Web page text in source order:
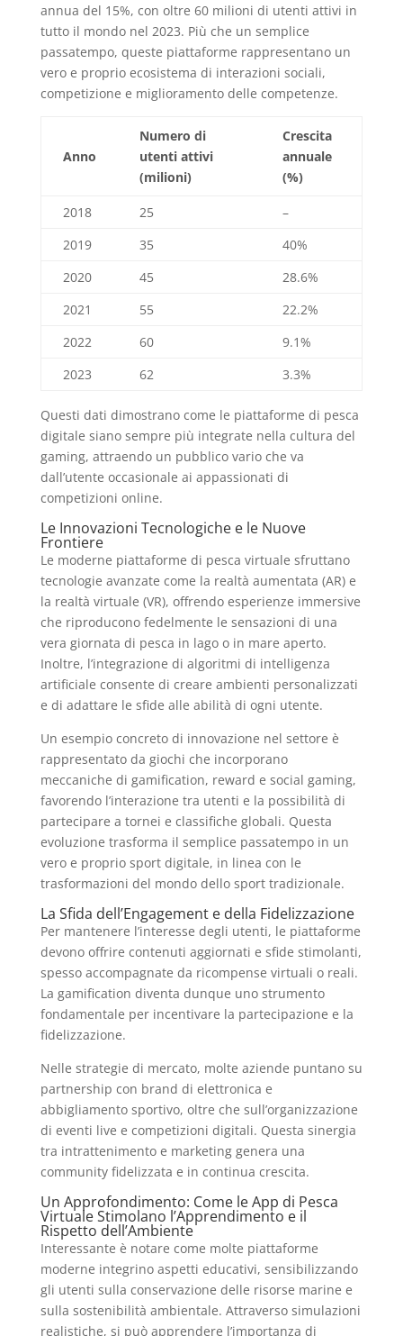
annua del 15%, con oltre 60 milioni di utenti attivi in
tutto il mondo nel 2023. Più che un semplice
passatempo, queste piattaforme rappresentano un
vero e proprio ecosistema di interazioni sociali,
competizione e miglioramento delle competenze.
Anno
Numero di
utenti attivi
(milioni)
Crescita
annuale
(%)
2018 25
–
2019
35
40%
2020
45
28.6%
2021
55
22.2%
2022
60
9.1%
2023
62 3.3%
Questi dati dimostrano come le piattaforme di pesca
digitale siano sempre più integrate nella cultura del
gaming, attraendo un pubblico vario che va
dall’utente occasionale ai appassionati di
competizioni online.
Le Innovazioni Tecnologiche e le Nuove
Frontiere
Le moderne piattaforme di pesca virtuale sfruttano
tecnologie avanzate come la realtà aumentata (AR) e
la realtà virtuale (VR), offrendo esperienze immersive
che riproducono fedelmente le sensazioni di una
vera giornata di pesca in lago o in mare aperto.
Inoltre, l’integrazione di algoritmi di intelligenza
artificiale consente di creare ambienti personalizzati
e di adattare le sfide alle abilità di ogni utente.
Un esempio concreto di innovazione nel settore è
rappresentato da giochi che incorporano
meccaniche di gamification, reward e social gaming,
favorendo l’interazione tra utenti e la possibilità di
partecipare a tornei e classifiche globali. Questa
evoluzione trasforma il semplice passatempo in un
vero e proprio sport digitale, in linea con le
trasformazioni del mondo dello sport tradizionale.
La Sfida dell’Engagement e della Fidelizzazione
Per mantenere l’interesse degli utenti, le piattaforme
devono offrire contenuti aggiornati e sfide stimolanti,
spesso accompagnate da ricompense virtuali o reali.
La gamification diventa dunque uno strumento
fondamentale per incentivare la partecipazione e la
fidelizzazione.
Nelle strategie di mercato, molte aziende puntano su
partnership con brand di elettronica e
abbigliamento sportivo, oltre che sull’organizzazione
di eventi live e competizioni digitali. Questa sinergia
tra intrattenimento e marketing genera una
community fidelizzata e in continua crescita.
Un Approfondimento: Come le App di Pesca
Virtuale Stimolano l’Apprendimento e il
Rispetto dell’Ambiente
Interessante è notare come molte piattaforme
moderne integrino aspetti educativi, sensibilizzando
gli utenti sulla conservazione delle risorse marine e
sulla sostenibilità ambientale. Attraverso simulazioni
realistiche, si può apprendere l’importanza di